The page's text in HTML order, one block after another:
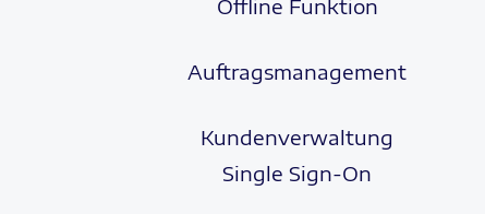
Offline Funktion
Auftragsmanagement
Kundenverwaltung
Single Sign-On